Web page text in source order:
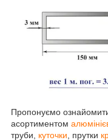
Пропонуємо
асортиментом
труби, куточки , прутки